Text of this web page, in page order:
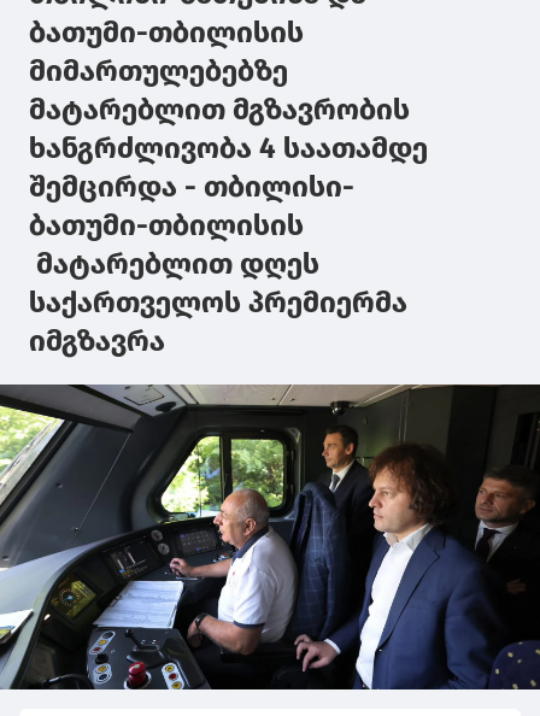
ბათუმი-თბილისის
მიმართულებებზე
მატარებლით მგზავრობის
ხანგრძლივობა 4 საათამდე
შემცირდა - თბილისი-
ბათუმი-თბილისის
მატარებლით დღეს
საქართველოს პრემიერმა
იმგზავრა